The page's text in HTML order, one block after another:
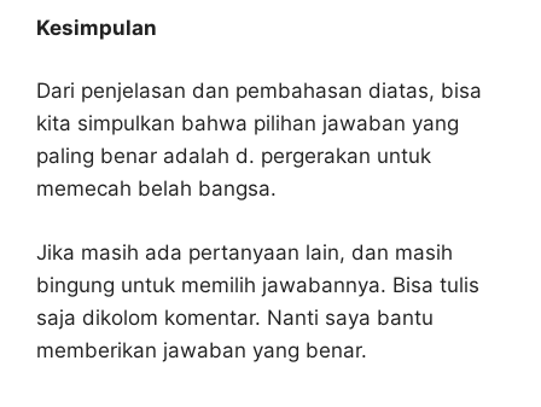
Kesimpulan
Dari penjelasan dan pembahasan diatas, bisa
kita simpulkan bahwa pilihan jawaban yang
paling benar adalah d. pergerakan untuk
memecah belah bangsa.
Jika masih ada pertanyaan lain, dan masih
bingung untuk memilih jawabannya. Bisa tulis
saja dikolom komentar. Nanti saya bantu
memberikan jawaban yang benar.